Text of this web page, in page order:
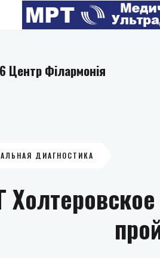
Центр Філармонія
ДИАГНОСТИКА